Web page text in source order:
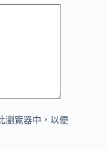
瀏覽器中，以便